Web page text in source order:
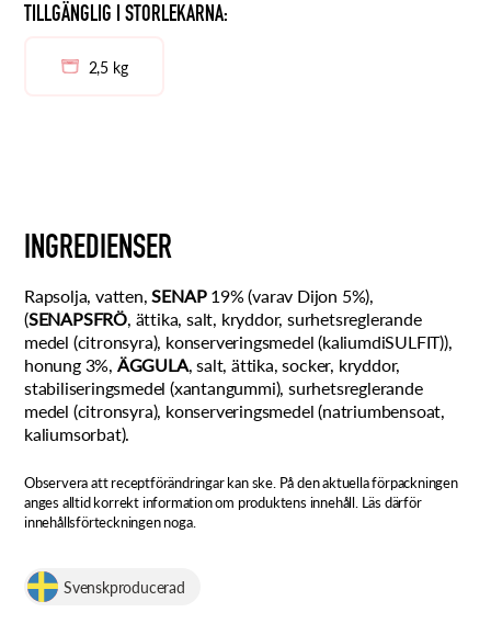
TILLGÄNGLIG I STORLEKARNA:
2,5 kg
INGREDIENSER
Rapsolja, vatten,SENAP19% (varav Dijon 5%),
(SENAPSFRÖ, ättika, salt, kryddor, surhetsreglerande
medel (citronsyra), konserveringsmedel (kaliumdiSULFIT)),
honung 3%, ÄGGULA, salt, ättika, socker, kryddor,
stabiliseringsmedel (xantangummi), surhetsreglerande
medel (citronsyra), konserveringsmedel (natriumbensoat,
kaliumsorbat).
Observera att receptförändringar kan ske. På den aktuella förpackningen
anges alltid korrekt information om produktens innehåll. Läs därför
innehållsförteckningen noga.
Svenskproducerad